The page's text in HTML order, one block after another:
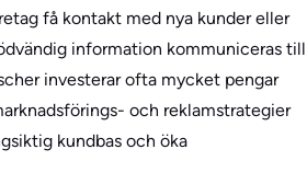
få kontakt med nya kunder eller
information kommuniceras till
investerar ofta mycket pengar
och reklamstrategier
kundbas och öka